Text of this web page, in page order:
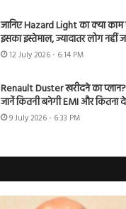
जानिए Hazard Light का क्या
इसका इस्तेमाल, ज्यादातर लोग नहीं
12 July 2026 - 6:14 PM
Renault Duster खरीदने का
जानें कितनी बनेगी EMI और कितना
9 July 2026 - 6:33 PM